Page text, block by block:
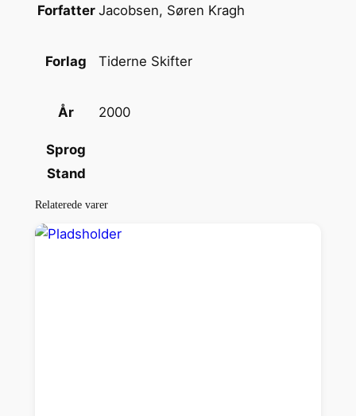
aForfatter Jacobsen, Søren Kragh
Forlag Tiderne Skifter
År 2000
Sprog
Stand
Relaterede varer